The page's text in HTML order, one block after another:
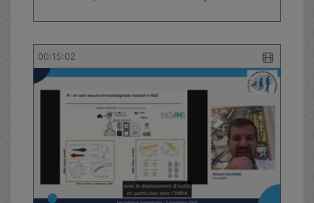
00:15:02